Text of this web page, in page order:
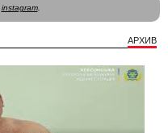
instagram.
АРХИВ